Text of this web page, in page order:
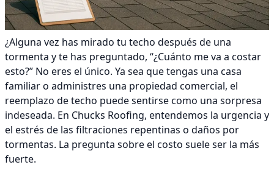
¿Alguna vez has mirado tu techo después de una
tormenta y te has preguntado, “¿Cuánto me va a costar
esto?” No eres el único. Ya sea que tengas una casa
familiar o administres una propiedad comercial, el
reemplazo de techo puede sentirse como una sorpresa
indeseada. En Chucks Roofing, entendemos la urgencia y
el estrés de las filtraciones repentinas o daños por
tormentas. La pregunta sobre el costo suele ser la más
fuerte.